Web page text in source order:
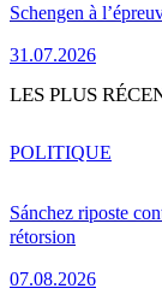
Schengen à
31.07.2026
LES PLUS
Sánchez riposte
rétorsion
07.08.2026
POLITIQUE